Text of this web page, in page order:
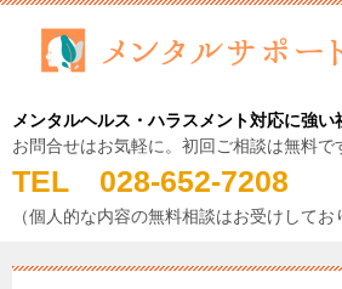
メンタルヘルス・ハラスメント対応に強い
お問合せはお気軽に。初回ご相談は無料で
TEL 028-652-7208
（個人的な内容の無料相談はお受けしてお